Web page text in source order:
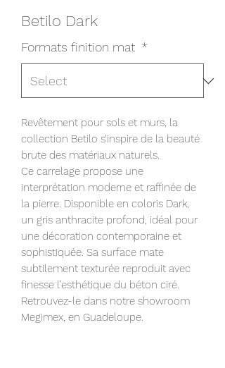
Betilo Dark
Formats finition mat *
Revêtement pour sols et murs, la
collection Betilo s’inspire de la beauté
brute des matériaux naturels.
Ce carrelage propose une
interprétation moderne et raffinée de
la pierre. Disponible en coloris Dark,
un gris anthracite profond, idéal pour
une décoration contemporaine et
sophistiquée. Sa surface mate
subtilement texturée reproduit avec
finesse l’esthétique du béton ciré.
Retrouvez-le dans notre showroom
Megimex, en Guadeloupe.